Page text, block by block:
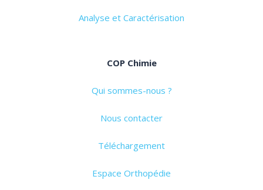
Analyse et Caractérisation
COP Chimie
Qui sommes-nous ?
Nous contacter
Téléchargement
Espace Orthopédie